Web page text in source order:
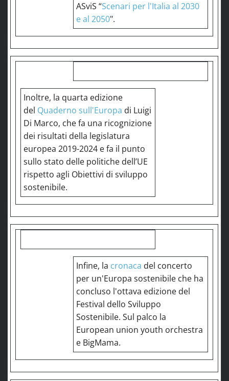
ASviS “Scenari per l'Italia al 2030
e al 2050".
Inoltre, la quarta edizione
del Quaderno sull'Europa di Luigi
Di Marco, che fa una ricognizione
dei risultati della legislatura
europea 2019-2024 e fa il punto
sullo stato delle politiche dell’UE
rispetto agli Obiettivi di sviluppo
sostenibile.
Infine, la cronaca del concerto
per un'Europa sostenibile che ha
concluso l'ottava edizione del
Festival dello Sviluppo
Sostenibile. Sul palco la
European union youth orchestra
e BigMama.